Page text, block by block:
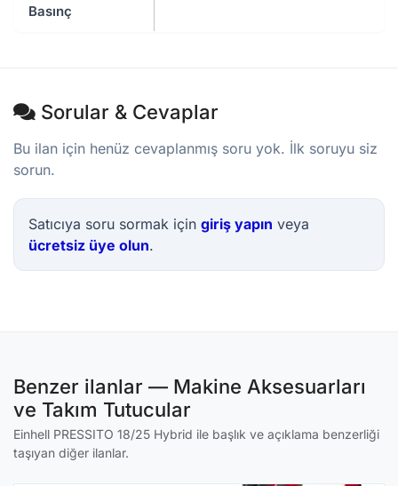
Basınç
Sorular & Cevaplar
Bu ilan için henüz cevaplanmış soru yok. İlk soruyu siz
sorun.
Satıcıya soru sormak için giriş yapın veya
ücretsiz üye olun.
Benzer ilanlar — Makine Aksesuarları
ve Takım Tutucular
Einhell PRESSITO 18/25 Hybrid ile başlık ve açıklama benzerliği
taşıyan diğer ilanlar.